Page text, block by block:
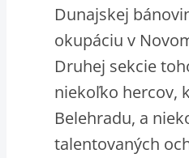
Dunajskej
okupáciu v
Druhej sekcie
niekoľko hercov,
Belehradu, a
talentovaných